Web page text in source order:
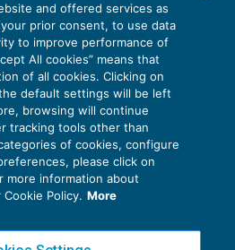
Stefano Dovier
Policy
Policy
and offered services as
prior consent, to use data
to improve performance of
All cookies” means that
of all cookies. Clicking on
default settings will be left
browsing will continue
tracking tools other than
of cookies, configure
please click on
more information about
Policy. More